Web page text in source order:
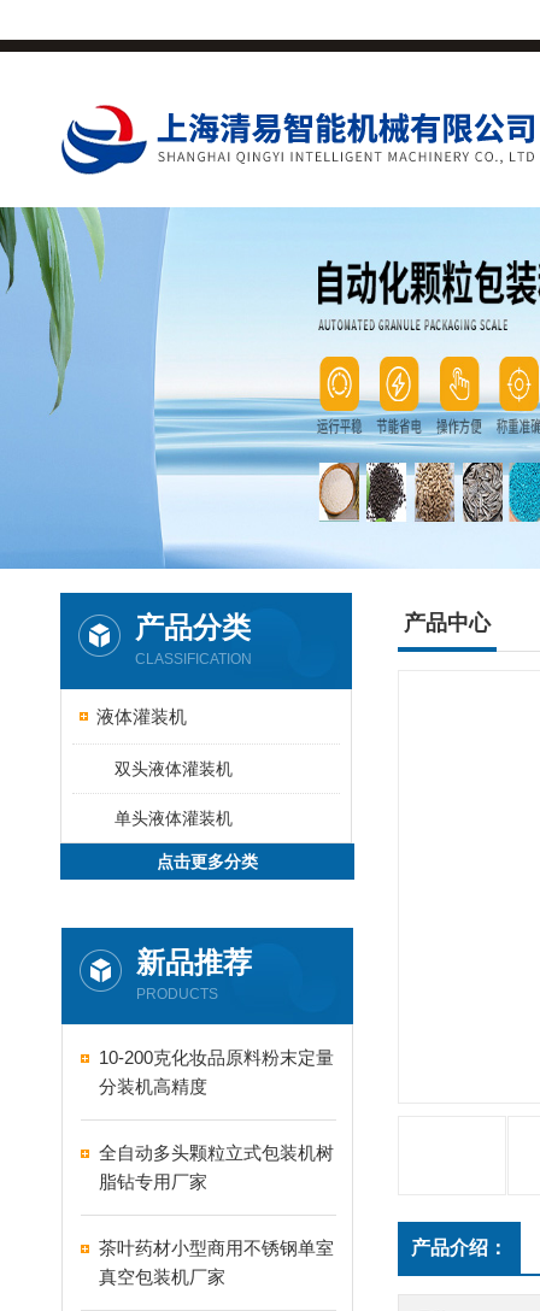
产品分类
CLASSIFICATION
液体灌装机
双头液体灌装机
单头液体灌装机
点击更多分类
新品推荐
PRODUCTS
10-200克化妆品原料粉末定量
分装机高精度
全自动多头颗粒立式包装机树
脂钻专用厂家
茶叶药材小型商用不锈钢单室
真空包装机厂家
产品中心
产品介绍：